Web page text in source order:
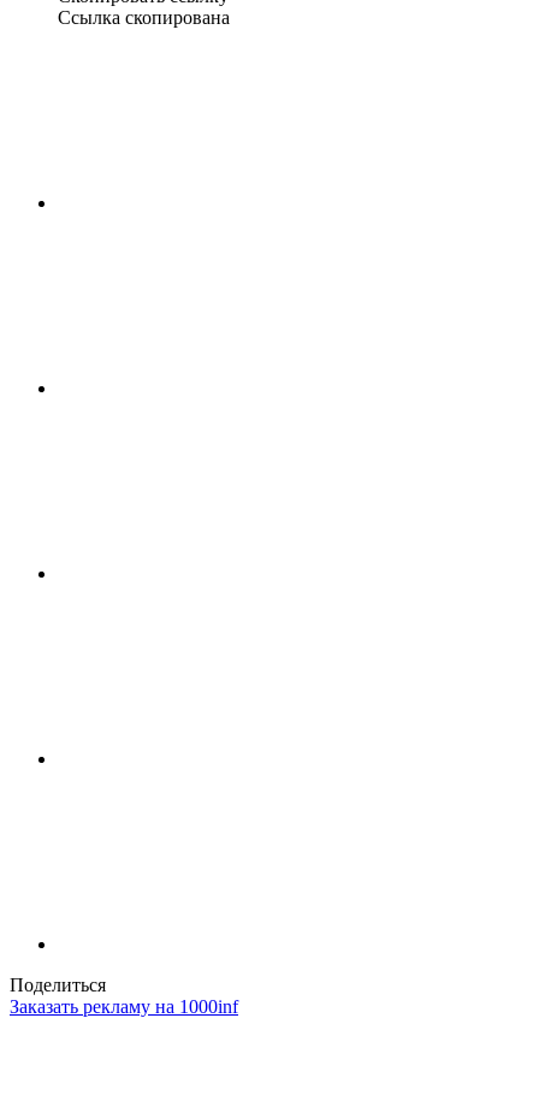
Ссылка скопирована
Поделиться
Заказать рекламу на 1000inf